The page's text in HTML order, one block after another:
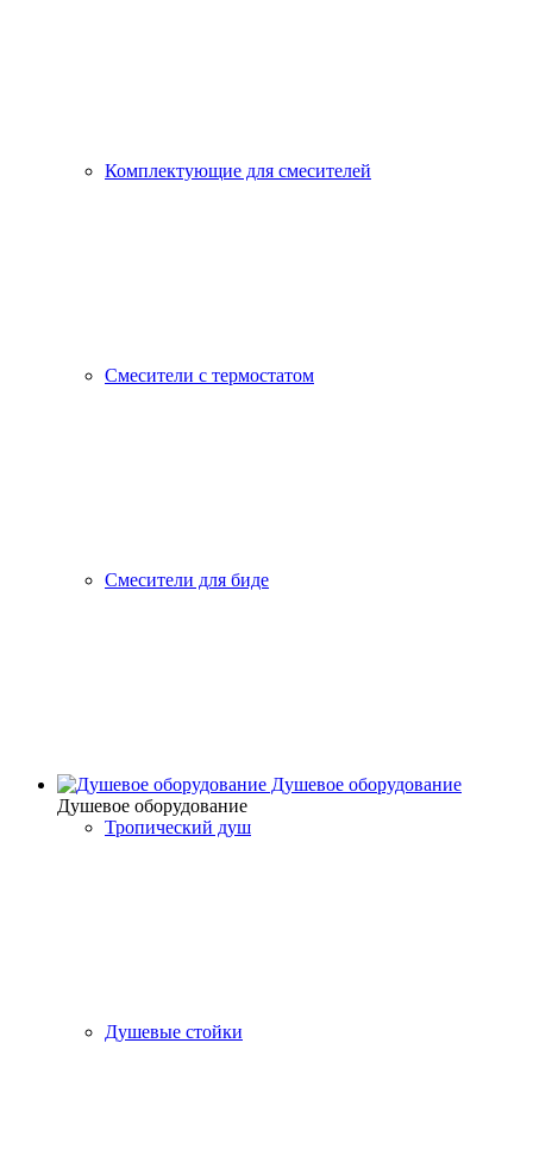
Комплектующие для смесителей
Смесители с термостатом
Смесители для биде
Душевое оборудование
Душевое оборудование
Тропический душ
Душевые стойки